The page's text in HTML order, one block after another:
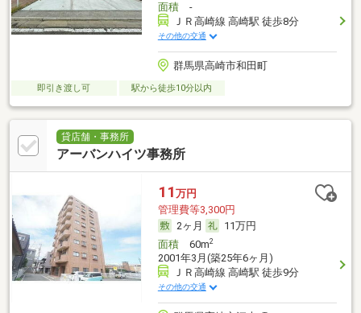
面積-
ＪＲ高崎線 高崎駅 徒歩8分
その他の交通
群馬県高崎市和田町
即引き渡し可 駅から徒歩10分以内
貸店舗・事務所
アーバンハイツ事務所
11 万円
管理費等3,300円
2ヶ月
11万円
面積60m2
2001年3月(築25年6ヶ月)
ＪＲ高崎線 高崎駅 徒歩9分
その他の交通